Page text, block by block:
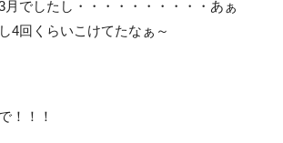
月でしたし・・・・・・・・・・あぁ
4回くらいこけてたなぁ～
！！！